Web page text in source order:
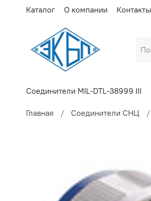
Каталог О компании Контакты
Соединители MIL-DTL-38999 III
Главная Соединители СНЦ